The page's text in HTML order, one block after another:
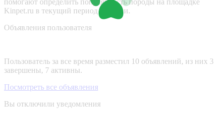
Kinpet.ru в текущий период времени.
Объявления пользователя
Пользователь за все время разместил 10 объявлений, из них 3
завершены, 7 активны.
Посмотреть все объявления
Вы отключили уведомления